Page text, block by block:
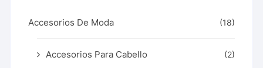
Accesorios De Moda (18)
Accesorios Para Cabello (2)